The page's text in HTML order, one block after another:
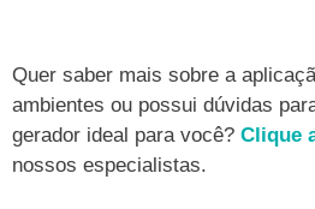
Quer saber mais sobre a
ambientes ou possui dúvidas
gerador ideal para você? Clique
nossos especialistas.